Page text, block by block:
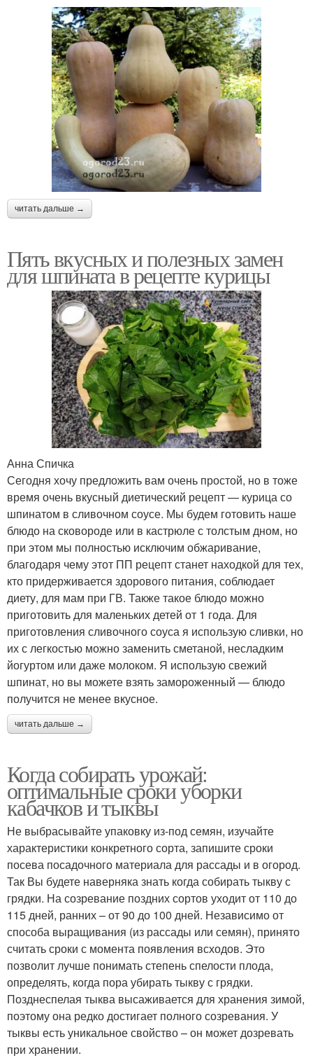
читать дальше →
Пять вкусных и полезных замен
для шпината в рецепте курицы
Анна Спичка
Сегодня хочу предложить вам очень простой, но в тоже
время очень вкусный диетический рецепт — курица со
шпинатом в сливочном соусе. Мы будем готовить наше
блюдо на сковороде или в кастрюле с толстым дном, но
при этом мы полностью исключим обжаривание,
благодаря чему этот ПП рецепт станет находкой для тех,
кто придерживается здорового питания, соблюдает
диету, для мам при ГВ. Также такое блюдо можно
приготовить для маленьких детей от 1 года. Для
приготовления сливочного соуса я использую сливки, но
их с легкостью можно заменить сметаной, несладким
йогуртом или даже молоком. Я использую свежий
шпинат, но вы можете взять замороженный — блюдо
получится не менее вкусное.
читать дальше →
Когда собирать урожай:
оптимальные сроки уборки
кабачков и тыквы
Не выбрасывайте упаковку из-под семян, изучайте
характеристики конкретного сорта, запишите сроки
посева посадочного материала для рассады и в огород.
Так Вы будете наверняка знать когда собирать тыкву с
грядки. На созревание поздних сортов уходит от 110 до
115 дней, ранних – от 90 до 100 дней. Независимо от
способа выращивания (из рассады или семян), принято
считать сроки с момента появления всходов. Это
позволит лучше понимать степень спелости плода,
определять, когда пора убирать тыкву с грядки.
Позднеспелая тыква высаживается для хранения зимой,
поэтому она редко достигает полного созревания. У
тыквы есть уникальное свойство – он может дозревать
при хранении.